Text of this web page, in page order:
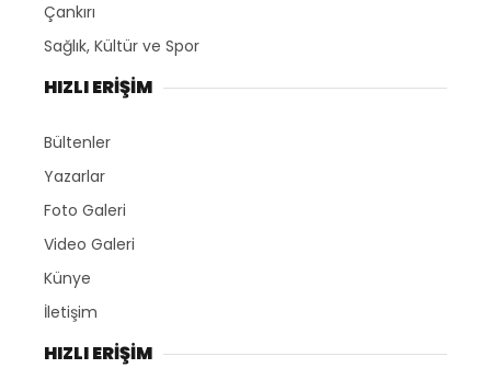
Çankırı
Sağlık, Kültür ve Spor
HIZLI ERİŞİM
Bültenler
Yazarlar
Foto Galeri
Video Galeri
Künye
İletişim
HIZLI ERİŞİM